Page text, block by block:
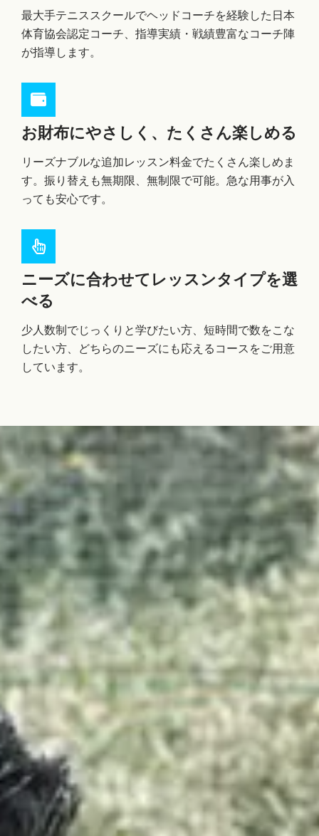
最大手テニススクールでヘッドコーチを経験した日本
体育協会認定コーチ、指導実績・戦績豊富なコーチ陣
が指導します。
お財布にやさしく、たくさん楽しめる
リーズナブルな追加レッスン料金でたくさん楽しめま
す。振り替えも無期限、無制限で可能。急な用事が入
っても安心です。
ニーズに合わせてレッスンタイプを選
べる
少人数制でじっくりと学びたい方、短時間で数をこな
したい方、どちらのニーズにも応えるコースをご用意
しています。